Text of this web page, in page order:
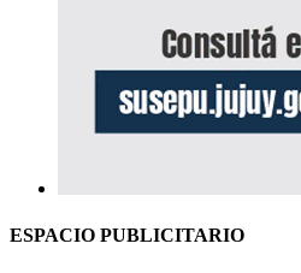
ESPACIO PUBLICITARIO